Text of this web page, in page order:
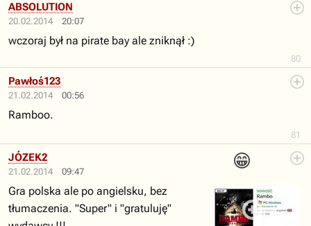
20.02.2014 20:07
80
ABSOLUTION
wczoraj był na pirate bay ale zniknął :)
21.02.2014 00:56
81
Pawłoś123
Ramboo.
21.02.2014 09:47
😁
JÓZEK2
Gra polska ale po angielsku, bez
tłumaczenia. "Super" i "gratuluję"